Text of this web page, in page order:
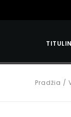
Pradžia /